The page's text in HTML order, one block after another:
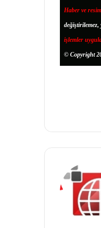
Haber ve
değiştirilemez,
işlemler
© Copyright